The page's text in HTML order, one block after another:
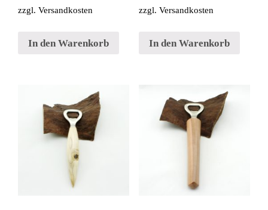
zzgl. Versandkosten
In den Warenkorb
zzgl. Versandkosten
In den Warenkorb